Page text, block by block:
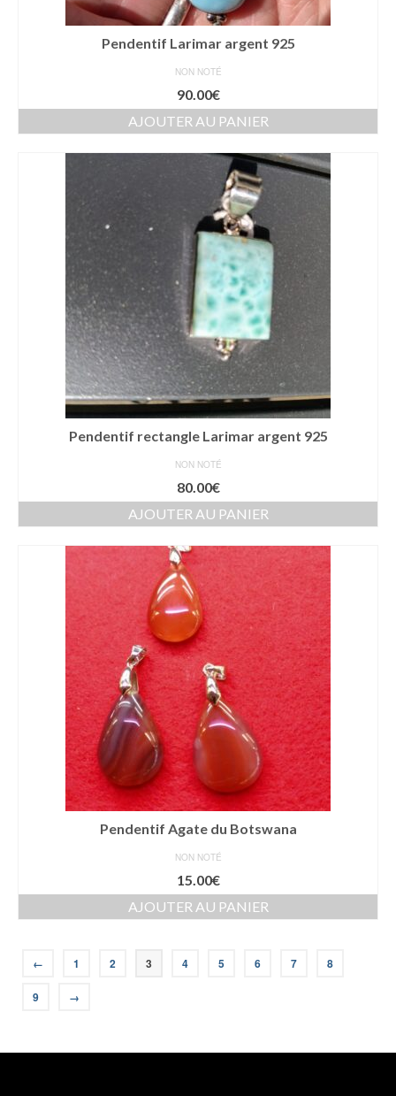
Pendentif Larimar argent 925
NON NOTÉ
90.00€
AJOUTER AU PANIER
Pendentif rectangle Larimar argent 925
NON NOTÉ
80.00€
AJOUTER AU PANIER
Pendentif Agate du Botswana
NON NOTÉ
15.00€
AJOUTER AU PANIER
← 1 2 3 4 5 6 7 8
9 →